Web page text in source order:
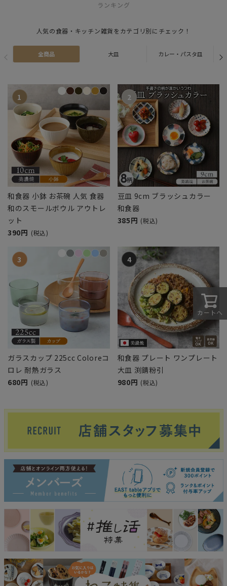
カートへ
ランキング
人気の食器・キッチン雑貨をカテゴリ別にチェック！
全商品 大皿 カレー・パスタ皿
和食器 小鉢 お茶碗 人気 食器
和のスモールボウル アウトレ
ット
390円 (税込)
豆皿 9cm ブラッシュカラー
和食器
385円 (税込)
ガラスカップ 225cc Coloreコ
ロレ 耐熱ガラス
680円 (税込)
和食器 プレート ワンプレート
大皿 渕錆粉引
980円 (税込)